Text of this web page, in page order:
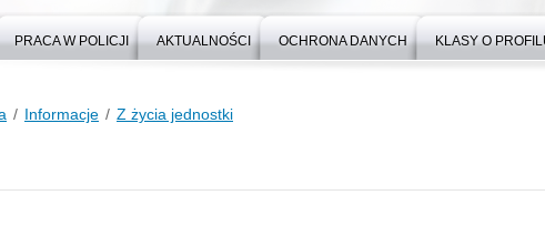
PRACA W POLICJI AKTUALNOŚCI OCHRONA DANYCH KLASY O
Informacje Z życia jednostki